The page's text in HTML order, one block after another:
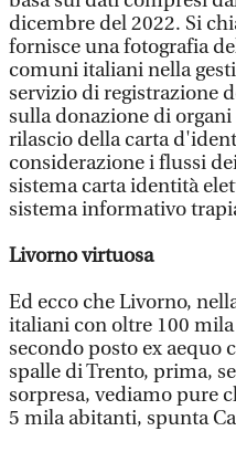
dicembre del 2022. Si
fornisce una fotografia
comuni italiani nella
servizio di registrazione
sulla donazione di
rilascio della carta
considerazione i flussi
sistema carta identità
sistema informativo
Livorno virtuosa
Ed ecco che Livorno,
italiani con oltre 100
secondo posto ex aequo
spalle di Trento, prima,
sorpresa, vediamo pure
5 mila abitanti, spunta